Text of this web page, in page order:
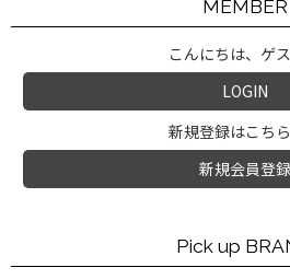
MEMBER
こんにちは、ゲ
LOGIN
新規登録はこち
新規会員登録
Pick up